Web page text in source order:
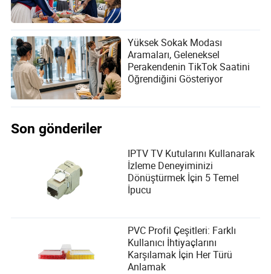
Yüksek Sokak Modası
Aramaları, Geleneksel
Perakendenin TikTok Saatini
Öğrendiğini Gösteriyor
Son gönderiler
IPTV TV Kutularını Kullanarak
İzleme Deneyiminizi
Dönüştürmek İçin 5 Temel
İpucu
PVC Profil Çeşitleri: Farklı
Kullanıcı İhtiyaçlarını
Karşılamak İçin Her Türü
Anlamak